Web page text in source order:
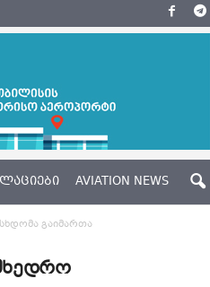
AVIATION NEWS
გაიმართა